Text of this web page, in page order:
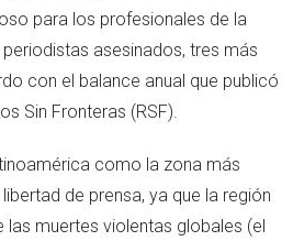
para los profesionales de la
asesinados, tres más
con el balance anual que publicó
Sin Fronteras (RSF).
como la zona más
de prensa, ya que la región
las muertes violentas globales (el